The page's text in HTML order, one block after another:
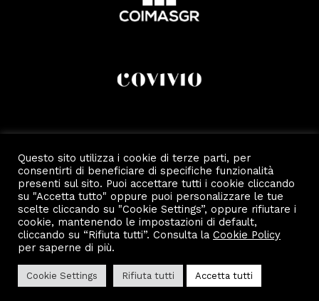
Copyright 2022 by Scalo Di Porta Romana.
Questo sito utilizza i cookie di terze parti, per
consentirti di beneficiare di specifiche funzionalità
presenti sul sito. Puoi accettare tutti i cookie cliccando
su "Accetta tutto" oppure puoi personalizzare le tue
scelte cliccando su "Cookie Settings”, oppure rifiutare i
cookie, mantenendo le impostazioni di default,
cliccando su “Rifiuta tutti”. Consulta la Cookie Policy
per saperne di più.
Cookie Settings Rifiuta tutti Accetta tutti